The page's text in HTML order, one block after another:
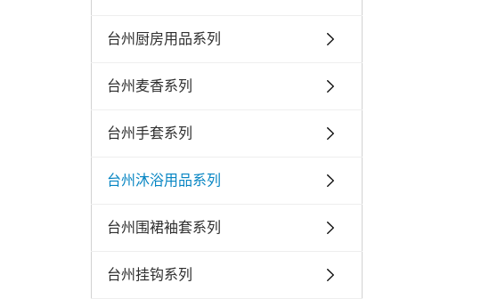
台州厨房用品系列
台州麦香系列
台州手套系列
台州沐浴用品系列
台州围裙袖套系列
台州挂钩系列